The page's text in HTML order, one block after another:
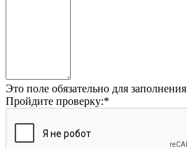
Это поле обязательно для заполнения
Пройдите проверку:*